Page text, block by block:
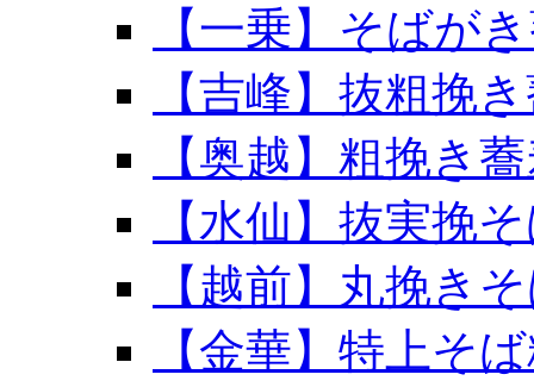
【一乗】そばが
【吉峰】抜粗挽
【奥越】粗挽き
【水仙】抜実挽
【越前】丸挽き
【金華】特上そ